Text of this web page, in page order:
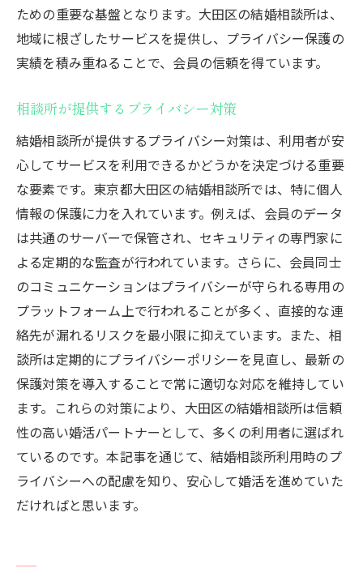
ための重要な基盤となります。大田区の結婚相談所は、
地域に根ざしたサービスを提供し、プライバシー保護の
実績を積み重ねることで、会員の信頼を得ています。
相談所が提供するプライバシー対策
結婚相談所が提供するプライバシー対策は、利用者が安
心してサービスを利用できるかどうかを決定づける重要
な要素です。東京都大田区の結婚相談所では、特に個人
情報の保護に力を入れています。例えば、会員のデータ
は共通のサーバーで保管され、セキュリティの専門家に
よる定期的な監査が行われています。さらに、会員同士
のコミュニケーションはプライバシーが守られる専用の
プラットフォーム上で行われることが多く、直接的な連
絡先が漏れるリスクを最小限に抑えています。また、相
談所は定期的にプライバシーポリシーを見直し、最新の
保護対策を導入することで常に適切な対応を維持してい
ます。これらの対策により、大田区の結婚相談所は信頼
性の高い婚活パートナーとして、多くの利用者に選ばれ
ているのです。本記事を通じて、結婚相談所利用時のプ
ライバシーへの配慮を知り、安心して婚活を進めていた
だければと思います。